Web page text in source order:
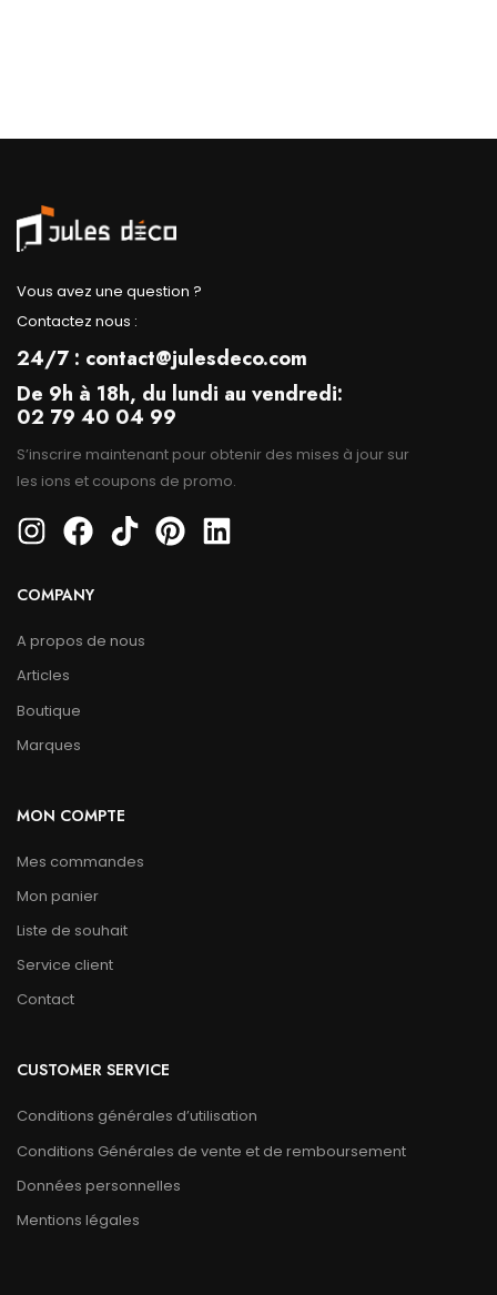
Vous avez une question ?
Contactez nous :
24/7 : contact@julesdeco.com
De 9h à 18h, du lundi au vendredi:
02 79 40 04 99
S’inscrire maintenant pour obtenir des mises à jour sur
les ions et coupons de promo.
COMPANY
A propos de nous
Articles
Boutique
Marques
MON COMPTE
Mes commandes
Mon panier
Liste de souhait
Service client
Contact
CUSTOMER SERVICE
Conditions générales d’utilisation
Conditions Générales de vente et de remboursement
Données personnelles
Mentions légales